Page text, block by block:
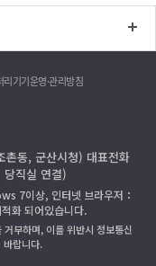
기기운영·관리방침
동, 군산시청) 대표전화
직실 연결)
7이상, 인터넷 브라우저：
화 되어있습니다.
부하며, 이를 위반시 정보통신
바랍니다.